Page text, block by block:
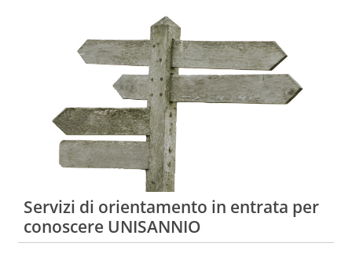
Servizi di orientamento in entrata per
conoscere UNISANNIO